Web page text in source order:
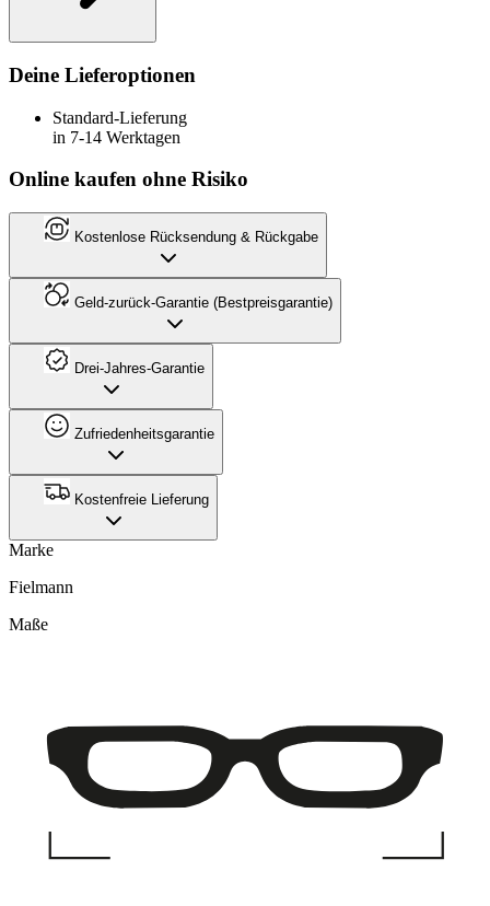
Deine Lieferoptionen
Standard-Lieferung
in 7-14 Werktagen
Online kaufen ohne Risiko
Kostenlose Rücksendung & Rückgabe
Geld-zurück-Garantie (Bestpreisgarantie)
Drei-Jahres-Garantie
Zufriedenheitsgarantie
Kostenfreie Lieferung
Marke
Fielmann
Maße